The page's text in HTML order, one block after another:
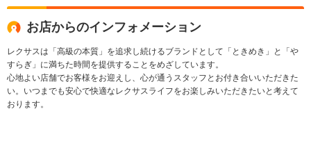
サービ
お店からのインフォメーション
レクサスは「高級の本質」を追求し続けるブランドとして「ときめき」と「や
すらぎ」に満ちた時間を提供することをめざしています。
心地よい店舗でお客様をお迎えし、心が通うスタッフとお付き合いいただきた
い。いつまでも安心で快適なレクサスライフをお楽しみいただきたいと考えて
おります。